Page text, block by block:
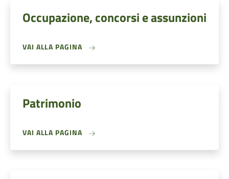
Occupazione, concorsi e assunzioni
VAI ALLA PAGINA
Patrimonio
VAI ALLA PAGINA